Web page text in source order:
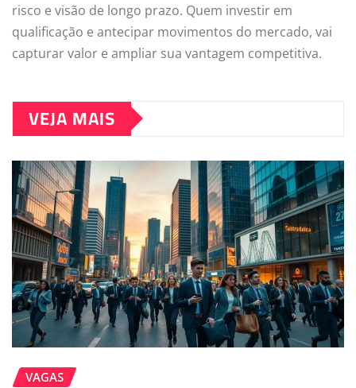
risco e visão de longo prazo. Quem investir em
qualificação e antecipar movimentos do mercado, vai
capturar valor e ampliar sua vantagem competitiva.
VEJA MAIS
VAGAS